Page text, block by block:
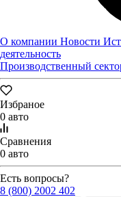
О компании Новости
деятельность
Производственный
Избраное
0 авто
Сравнения
0 авто
Есть вопросы?
8 (800) 2002 402
На Нижегородской
мероприятие,
сельского хозяйства.
07.11.2023
Новости